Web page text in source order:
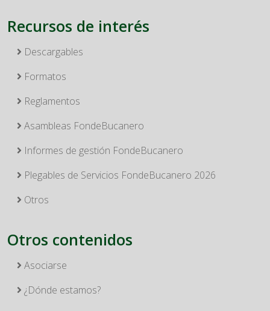
Recursos de interés
Descargables
Formatos
Reglamentos
Asambleas FondeBucanero
Informes de gestión FondeBucanero
Plegables de Servicios FondeBucanero 2026
Otros
Otros contenidos
Asociarse
¿Dónde estamos?